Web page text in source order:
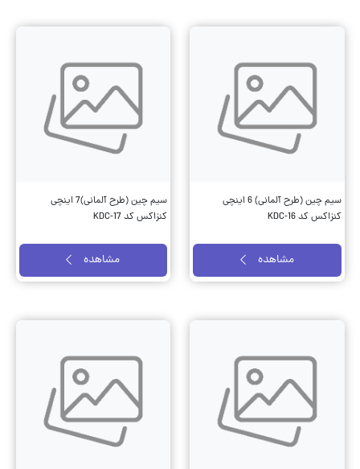
سیم چین (طرح آلمانی) 6 اینچی
کنزاکس کد KDC-16
مشاهده
سیم چین (طرح آلمانی)7 اینچی
کنزاکس کد KDC-17
مشاهده